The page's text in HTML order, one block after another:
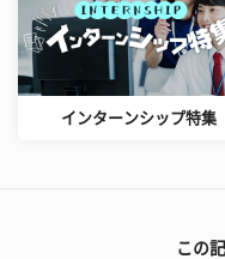
インターンシップ特集
この